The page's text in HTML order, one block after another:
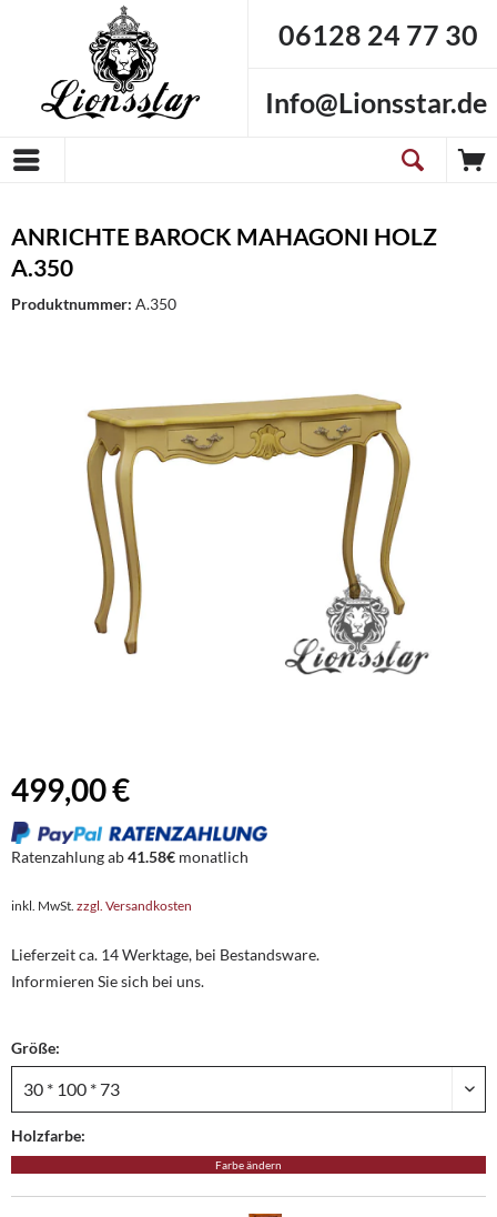
06128 24 77 30
Info@Lionsstar.de
ANRICHTE BAROCK MAHAGONI HOLZ
A.350
Produktnummer: A.350
499,00 €
Ratenzahlung ab41.58€ monatlich
inkl. MwSt. zzgl. Versandkosten
Lieferzeit ca. 14 Werktage, bei Bestandsware.
Informieren Sie sich bei uns.
Größe:
Holzfarbe:
Farbe ändern